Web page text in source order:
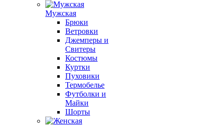
Мужская
Брюки
Ветровки
Джемперы и
Свитеры
Костюмы
Куртки
Пуховики
Термобелье
Футболки и
Майки
Шорты